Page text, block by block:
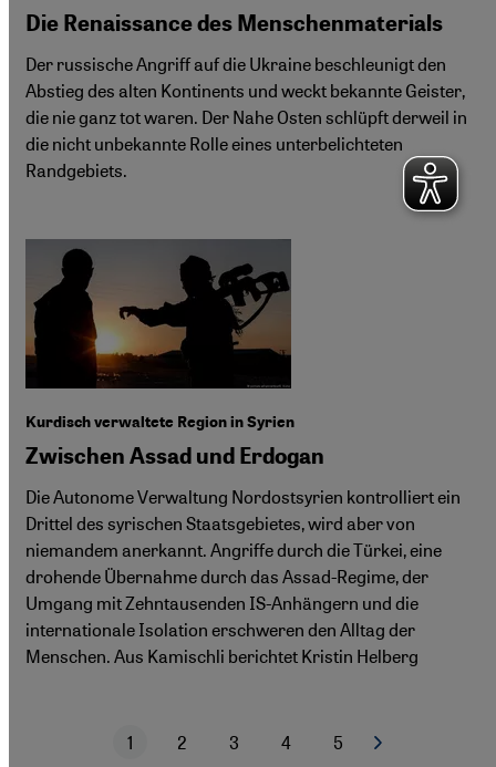
Die Renaissance des Menschenmaterials
Der russische Angriff auf die Ukraine beschleunigt den
Abstieg des alten Kontinents und weckt bekannte Geister,
die nie ganz tot waren. Der Nahe Osten schlüpft derweil in
die nicht unbekannte Rolle eines unterbelichteten
Randgebiets.
Kurdisch verwaltete Region in Syrien
Zwischen Assad und Erdogan
Die Autonome Verwaltung Nordostsyrien kontrolliert ein
Drittel des syrischen Staatsgebietes, wird aber von
niemandem anerkannt. Angriffe durch die Türkei, eine
drohende Übernahme durch das Assad-Regime, der
Umgang mit Zehntausenden IS-Anhängern und die
internationale Isolation erschweren den Alltag der
Menschen. Aus Kamischli berichtet Kristin Helberg
Aktuelle Seite
1
Seite
2
Seite
3
Seite
4
Seite
5 Nächste Seite